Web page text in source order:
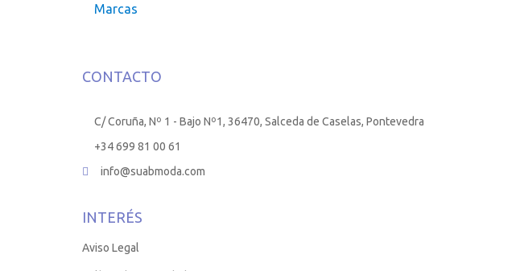
Marcas
CONTACTO
C/ Coruña, Nº 1 - Bajo Nº1, 36470, Salceda de Caselas, Pontevedra
+34 699 81 00 61
info@suabmoda.com
INTERÉS
Aviso Legal